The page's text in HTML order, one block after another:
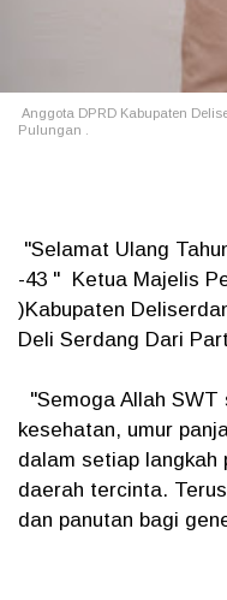
Anggota DPRD Kabupaten
Pulungan .
"Selamat Ulang
-43 " Ketua Majelis
)Kabupaten
Deli Serdang Dari
"Semoga Allah SWT
kesehatan, umur
dalam setiap langkah
daerah tercinta.
dan panutan bagi